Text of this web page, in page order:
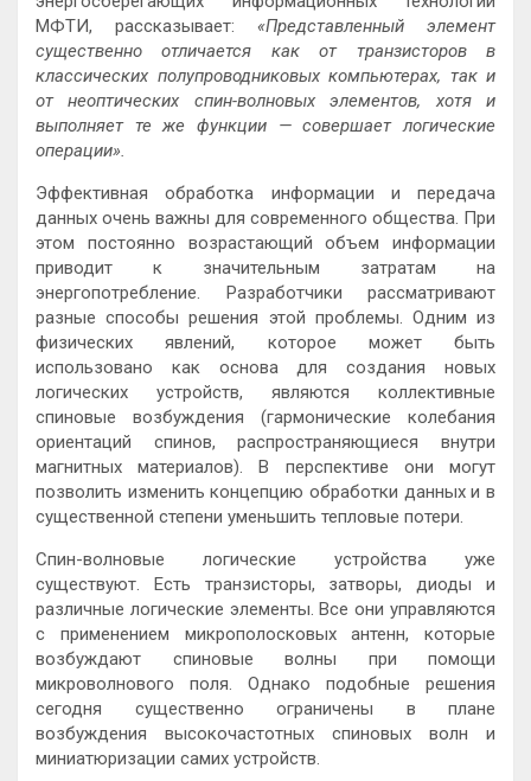
МФТИ, рассказывает: «Представленный элемент
существенно отличается как от транзисторов в
классических полупроводниковых компьютерах, так и
от неоптических спин-волновых элементов, хотя и
выполняет те же функции — совершает логические
операции».
Эффективная обработка информации и передача
данных очень важны для современного общества. При
этом постоянно возрастающий объем информации
приводит к значительным затратам на
энергопотребление. Разработчики рассматривают
разные способы решения этой проблемы. Одним из
физических явлений, которое может быть
использовано как основа для создания новых
логических устройств, являются коллективные
спиновые возбуждения (гармонические колебания
ориентаций спинов, распространяющиеся внутри
магнитных материалов). В перспективе они могут
позволить изменить концепцию обработки данных и в
существенной степени уменьшить тепловые потери.
Спин-волновые логические устройства уже
существуют. Есть транзисторы, затворы, диоды и
различные логические элементы. Все они управляются
с применением микрополосковых антенн, которые
возбуждают спиновые волны при помощи
микроволнового поля. Однако подобные решения
сегодня существенно ограничены в плане
возбуждения высокочастотных спиновых волн и
миниатюризации самих устройств.